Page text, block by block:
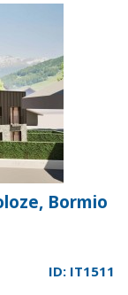
Bormio
ID: IT1511